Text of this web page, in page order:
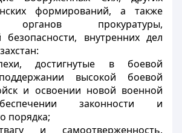
формирований, а также
органов прокуратуры,
безопасности, внутренних дел
достигнутые в боевой
высокой боевой
и освоении новой военной
законности и
порядка;
и самоотверженность,